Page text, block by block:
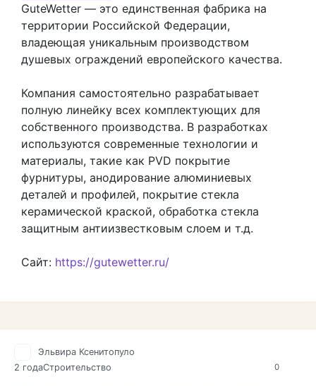
GuteWetter — это единственная фабрика на
территории Российской Федерации,
владеющая уникальным производством
душевых ограждений европейского качества.
Компания самостоятельно разрабатывает
полную линейку всех комплектующих для
собственного производства. В разработках
используются современные технологии и
материалы, такие как PVD покрытие
фурнитуры, анодирование алюминиевых
деталей и профилей, покрытие стекла
керамической краской, обработка стекла
защитным антиизвестковым слоем и т.д.
Сайт: https://gutewetter.ru/
0
Эльвира Ксенитопуло
2 годаСтроительство